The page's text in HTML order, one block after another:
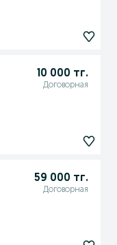
10 000 тг.
Договорная
59 000 тг.
Договорная